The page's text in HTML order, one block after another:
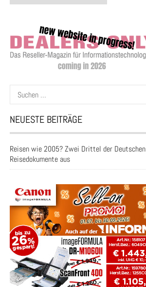
Suchen
nach:
NEUESTE BEITRÄGE
Reisen wie 2005? Zwei Drittel der
Reisedokumente aus